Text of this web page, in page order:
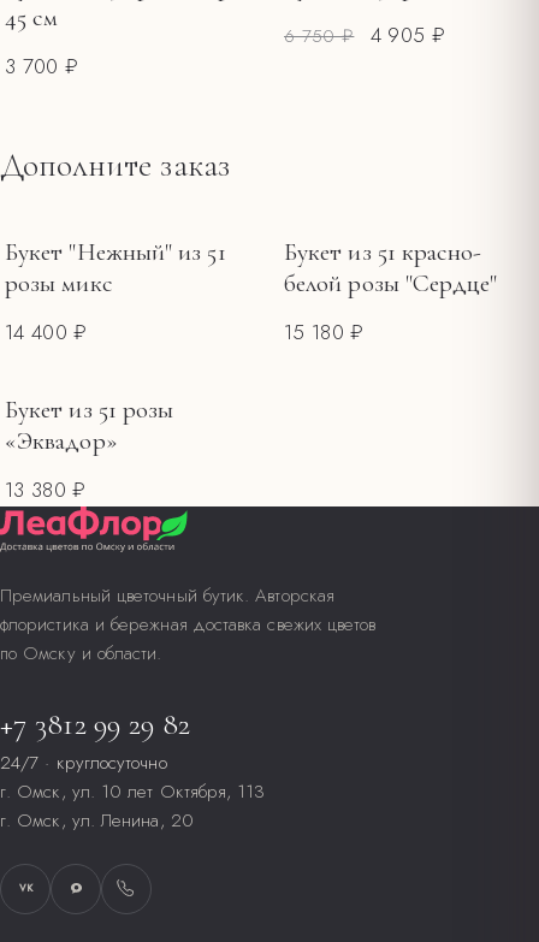
45 см
3 700 ₽
6 750 ₽ 4 905 ₽
Дополните заказ
Букет "Нежный" из 51
розы микс
14 400 ₽
Букет из 51 красно-
белой розы "Сердце"
15 180 ₽
Букет из 51 розы
«Эквадор»
13 380 ₽
Премиальный цветочный бутик. Авторская
флористика и бережная доставка свежих цветов
по Омску и области.
+7 3812 99 29 82
24/7 · круглосуточно
г. Омск, ул. 10 лет Октября, 113
г. Омск, ул. Ленина, 20
VK